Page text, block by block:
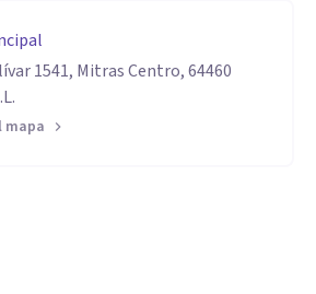
1541, Mitras Centro, 64460
mapa